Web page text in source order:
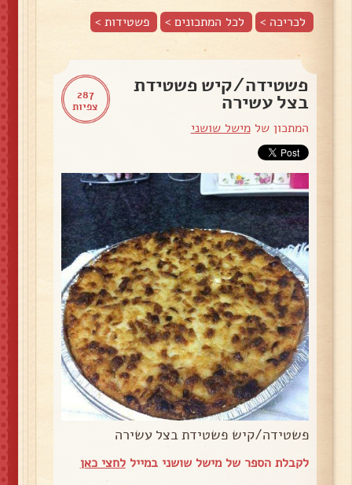
לכריכה > לכל המתכונים > פשטידות>
287
צפיות
פשטידה/קיש פשטידת
בצל עשירה
המתכון שלמישל שושני
פשטידה/קיש פשטידת בצל עשירה
לקבלת הספר של מישל שושני במייללחצי כאן